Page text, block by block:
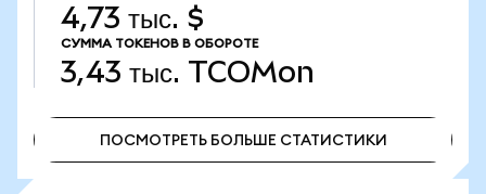
4,73 тыс. $
СУММА ТОКЕНОВ В ОБОРОТЕ
3,43 тыс. TCOMon
ПОСМОТРЕТЬ БОЛЬШЕ СТАТИСТИКИ